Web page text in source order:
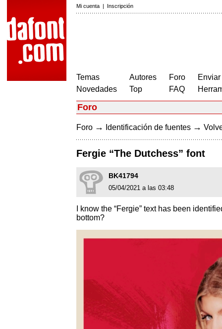
Mi cuenta | Inscripción
Temas
Novedades
Autores
Top
Foro
FAQ
Foro
Foro → Identificación de fuentes →
Fergie “The Dutchess” font
BK41794
05/04/2021 a las 03:48
I know the “Fergie” text has been
bottom?